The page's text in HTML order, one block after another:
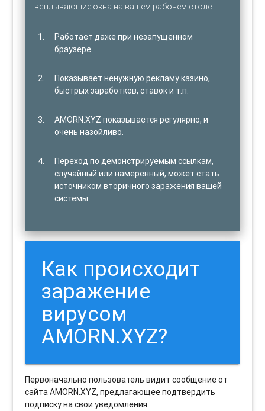
всплывающие окна на вашем рабочем столе.
Работает даже при незапущенном
браузере.
Показывает ненужную рекламу казино,
быстрых заработков, ставок и т.п.
AMORN.XYZ показывается регулярно, и
очень назойливо.
Переход по демонстрируемым ссылкам,
случайный или намеренный, может стать
источником вторичного заражения вашей
системы
Как происходит
заражение
вирусом
AMORN.XYZ?
Первоначально пользователь видит сообщение от
сайта AMORN.XYZ, предлагающее подтвердить
подписку на свои уведомления.